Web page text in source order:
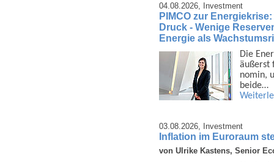
04.08.2026, Investment
PIMCO zur
Druck - Wenige
Energie als
Die
äußerst
nomin,
beide…
03.08.2026, Investment
Inflation im Euroraum
von Ulrike Kastens, Senior